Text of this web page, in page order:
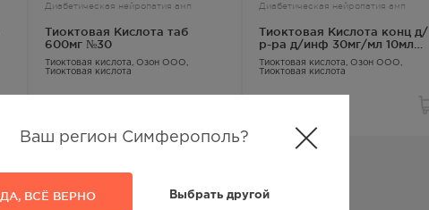
Ваш регион Симферополь?
ДА, ВСЁ ВЕРНО Выбрать другой
Диабетическая нейропатия амп
Тиоктовая Кислота таб
600мг №30
Тиоктовая кислота , Озон ООО,
Тиоктовая кислота
Диабетическая нейропатия амп
Тиоктовая Кислота конц д/
р-ра д/инф 30мг/мл 10мл
№10
Тиоктовая кислота , Озон ООО,
Тиоктовая кислота